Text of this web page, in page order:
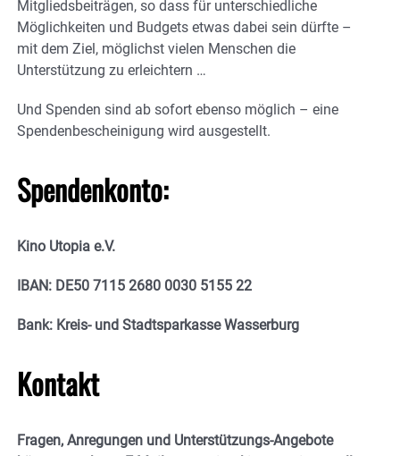
Mitgliedsbeiträgen, so dass für unterschiedliche
Möglichkeiten und Budgets etwas dabei sein dürfte –
mit dem Ziel, möglichst vielen Menschen die
Unterstützung zu erleichtern …
Und Spenden sind ab sofort ebenso möglich – eine
Spendenbescheinigung wird ausgestellt.
Spendenkonto:
Kino Utopia e.V.
IBAN: DE50 7115 2680 0030 5155 22
Bank: Kreis- und Stadtsparkasse Wasserburg
Kontakt
Fragen, Anregungen und Unterstützungs-Angebote